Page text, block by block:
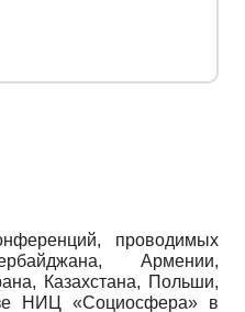
проводимых
Армении,
Казахстана, Польши,
НИЦ «Социосфера» в